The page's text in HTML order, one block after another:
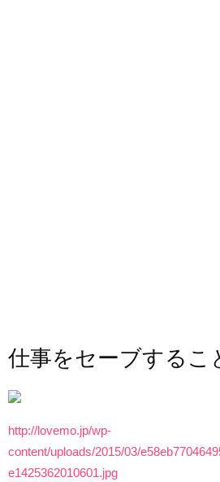
仕事をセーブするこ
http://lovemo.jp/wp-
content/uploads/2015/03/
e1425362010601.jpg